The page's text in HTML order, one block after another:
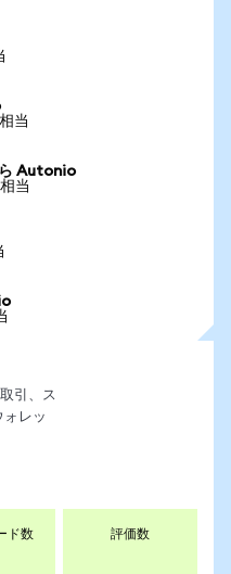
当
Autonio
当
引、ス
レッ
ド数 評価数